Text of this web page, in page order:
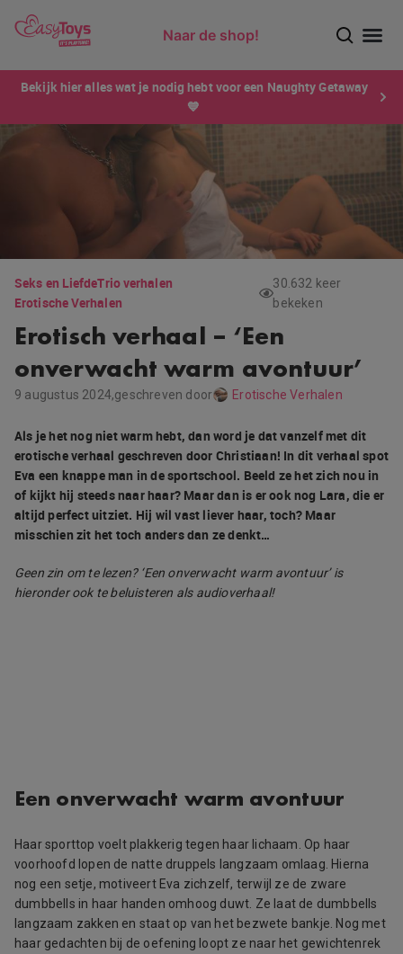
Naar de shop!
Bekijk hier alles wat je nodig hebt voor een Naughty Getaway
💙
Seks en LiefdeTrio verhalen
Erotische Verhalen
30.632 keer
bekeken
Erotisch verhaal – ‘Een
onverwacht warm avontuur’
9 augustus 2024,geschreven door Erotische Verhalen
Als je het nog niet warm hebt, dan word je dat vanzelf met dit
erotische verhaal geschreven door Christiaan! In dit verhaal spot
Eva een knappe man in de sportschool. Beeld ze het zich nou in
of kijkt hij steeds naar haar? Maar dan is er ook nog Lara, die er
altijd perfect uitziet. Hij wil vast liever haar, toch? Maar
misschien zit het toch anders dan ze denkt…
Geen zin om te lezen? ‘Een onverwacht warm avontuur’ is
hieronder ook te beluisteren als audioverhaal!
Een onverwacht warm avontuur
Haar sporttop voelt plakkerig tegen haar lichaam. Op haar
voorhoofd lopen de natte druppels langzaam omlaag. Hierna
nog een setje, motiveert Eva zichzelf, terwijl ze de zware
dumbbells in haar handen omhoog duwt. Ze laat de dumbbells
langzaam zakken en staat op van het bezwete bankje. Nog met
haar gedachten bij de oefening loopt ze naar het gewichtenrek